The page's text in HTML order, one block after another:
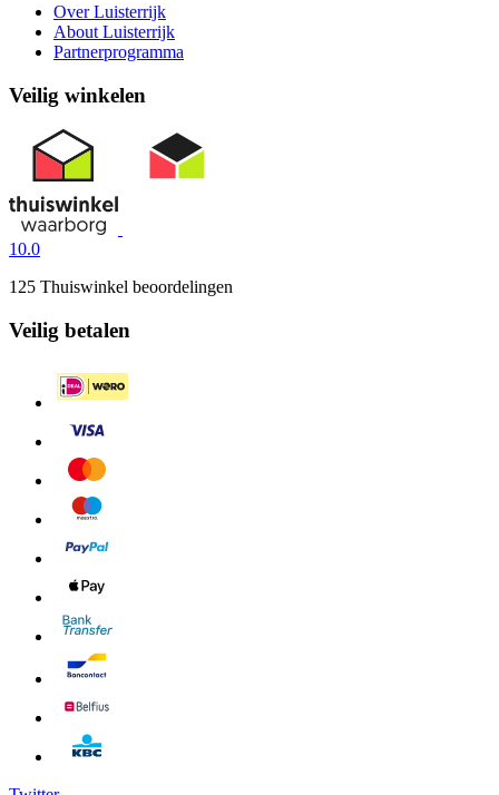
Over Luisterrijk
About Luisterrijk
Partnerprogramma
Veilig winkelen
10.0
125 Thuiswinkel beoordelingen
Veilig betalen